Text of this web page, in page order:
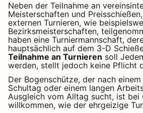
Neben der Teilnahme an
Meisterschaften und
externen Turnieren, wie
Bezirksmeisterschaften,
haben eine Turniermannschaft,
hauptsächlich auf dem 3-D
Teilnahme an Turnieren soll
werden, stellt jedoch keine Pflicht
Der Bogenschütze, der nach
Schultag oder einem langen
Ausgleich vom Alltag sucht, ist bei
willkommen, wie der ehrgeizige